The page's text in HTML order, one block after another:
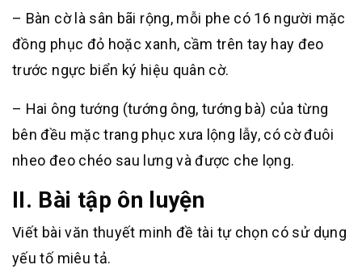
– Bàn cờ là sân bãi rộng, mỗi phe có 16 người mặc
đồng phục đỏ hoặc xanh, cầm trên tay hay đeo
trước ngực biển ký hiệu quân cờ.
– Hai ông tướng (tướng ông, tướng bà) của từng
bên đều mặc trang phục xưa lộng lẫy, có cờ đuôi
nheo đeo chéo sau lưng và được che lọng.
II. Bài tập ôn luyện
Viết bài văn thuyết minh đề tài tự chọn có sử dụng
yếu tố miêu tả.